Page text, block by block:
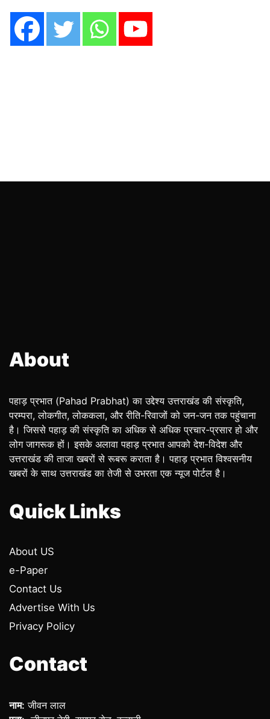
About
पहाड़ प्रभात (Pahad Prabhat) का उद्देश्य उत्तराखंड की संस्कृति,
परम्परा, लोकगीत, लोककला, और रीति-रिवाजों को जन-जन तक पहुंचाना
है। जिससे पहाड़ की संस्कृति का अधिक से अधिक प्रचार-प्रसार हो और
लोग जागरूक हों। इसके अलावा पहाड़ प्रभात आपको देश-विदेश और
उत्तराखंड की ताजा खबरों से रूबरू कराता है। पहाड़ प्रभात विश्वसनीय
खबरों के साथ उत्तराखंड का तेजी से उभरता एक न्यूज पोर्टल है।
Quick Links
About US
e-Paper
Contact Us
Advertise With Us
Privacy Policy
Contact
नाम: जीवन लाल